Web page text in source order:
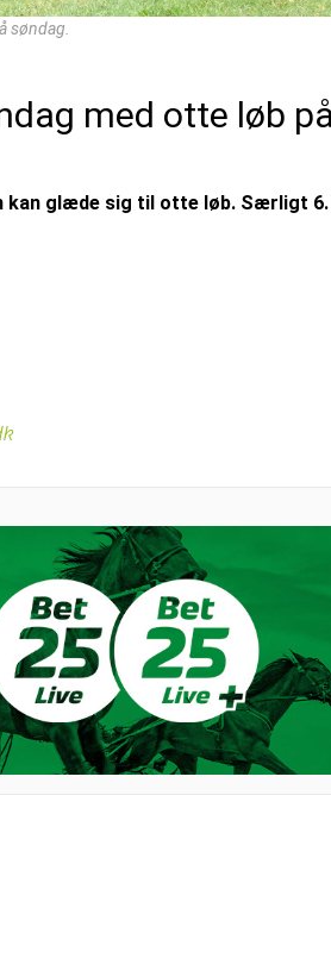
søndag.
med otte løb
kan glæde sig til otte løb. Særligt